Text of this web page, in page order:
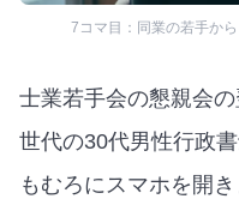
7コマ目：同業の若手か
士業若手会の懇親会
世代の30代男性行政
もむろにスマホを開